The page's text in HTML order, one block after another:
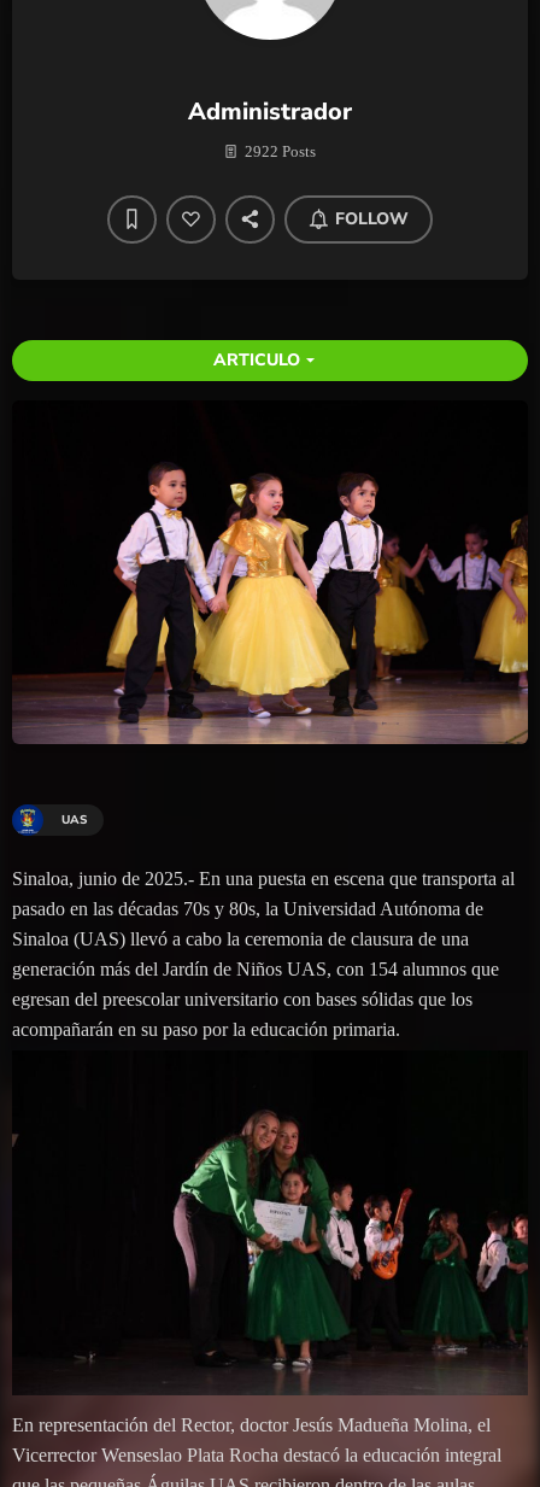
Administrador
2922 Posts
FOLLOW
ARTICULO arrow_drop_down
UAS
Sinaloa, junio de 2025.- En una puesta en escena que transporta al
pasado en las décadas 70s y 80s, la Universidad Autónoma de
Sinaloa (UAS) llevó a cabo la ceremonia de clausura de una
generación más del Jardín de Niños UAS, con 154 alumnos que
egresan del preescolar universitario con bases sólidas que los
acompañarán en su paso por la educación primaria.
En representación del Rector, doctor Jesús Madueña Molina, el
Vicerrector Wenseslao Plata Rocha destacó la educación integral